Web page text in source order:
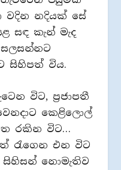
වදින නදියක් සේ
සඳ කැන් මැද
සිහිපත් විය.
විට, ප්‍රජාපතී
කෙළිලොල්
රකින විට…
රැගෙන එන විට
සිහිසන් නොමැතිව